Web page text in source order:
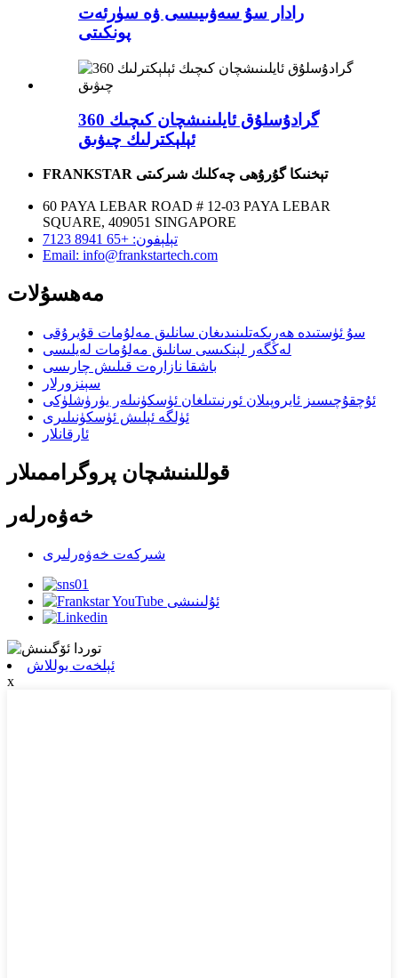
رادار سۇ سەۋىيىسى ۋە سۈرئەت
پونكىتى
360 گرادۇسلۇق ئايلىنىشچان كىچىك
ئېلېكترلىك چىۋىق
FRANKSTAR تېخنىكا گۇرۇھى چەكلىك شىركىتى
60 PAYA LEBAR ROAD # 12-03 PAYA LEBAR
SQUARE, 409051 SINGAPORE
تېلېفون: +65 8941 7123
Email: info@frankstartech.com
مەھسۇلات
سۇ ئۈستىدە ھەرىكەتلىنىدىغان سانلىق مەلۇمات قۇيرۇقى
لەڭگەر لېنكىسى سانلىق مەلۇمات لەيلىسى
باشقا نازارەت قىلىش چارىسى
سېنزورلار
ئۇچقۇچىسىز ئايروپىلان ئورنىتىلغان ئۈسكۈنىلەر يۈرۈشلۈكى
ئۈلگە ئېلىش ئۈسكۈنىلىرى
ئارقانلار
قوللىنىشچان پروگراممىلار
خەۋەرلەر
شىركەت خەۋەرلىرى
ئېلخەت يوللاش
x